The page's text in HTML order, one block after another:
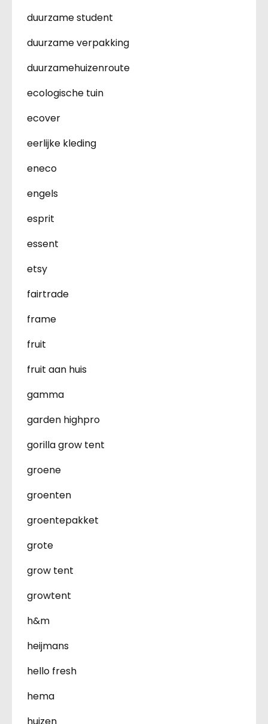
duurzame student
duurzame verpakking
duurzamehuizenroute
ecologische tuin
ecover
eerlijke kleding
eneco
engels
esprit
essent
etsy
fairtrade
frame
fruit
fruit aan huis
gamma
garden highpro
gorilla grow tent
groene
groenten
groentepakket
grote
grow tent
growtent
h&m
heijmans
hello fresh
hema
huizen